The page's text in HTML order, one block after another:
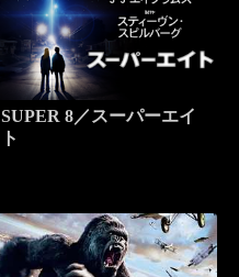
SUPER 8／スーパーエイ
ト